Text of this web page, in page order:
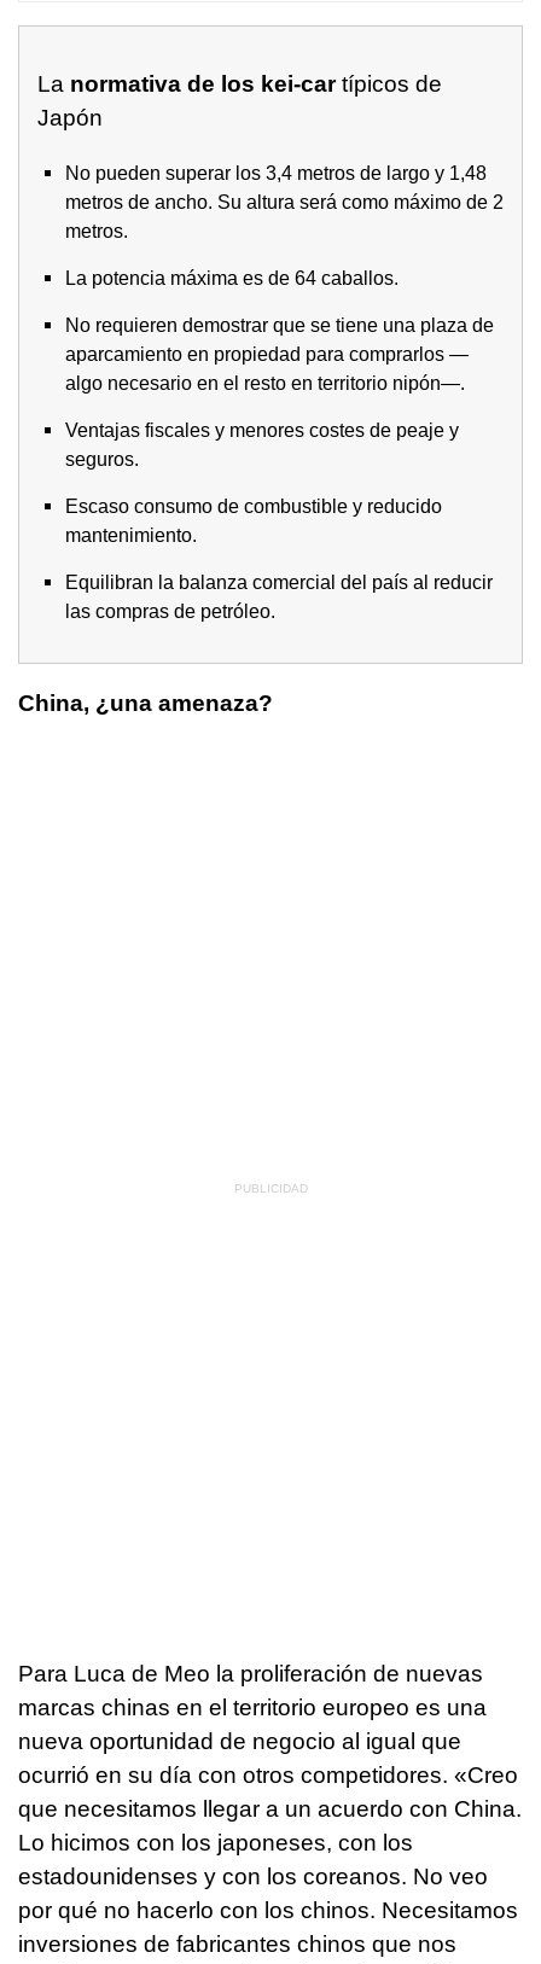
La normativa de los kei-cartípicos de
Japón
No pueden superar los 3,4 metros de largo y 1,48
metros de ancho. Su altura será como máximo de 2
metros.
La potencia máxima es de 64 caballos.
No requieren demostrar que se tiene una plaza de
aparcamiento en propiedad para comprarlos —
algo necesario en el resto en territorio nipón—.
Ventajas fiscales y menores costes de peaje y
seguros.
Escaso consumo de combustible y reducido
mantenimiento.
Equilibran la balanza comercial del país al reducir
las compras de petróleo.
China, ¿una amenaza?
Para Luca de Meo la proliferación de nuevas
marcas chinas en el territorio europeo es una
nueva oportunidad de negocio al igual que
ocurrió en su día con otros competidores. «Creo
que necesitamos llegar a un acuerdo con China.
Lo hicimos con los japoneses, con los
estadounidenses y con los coreanos. No veo
por qué no hacerlo con los chinos. Necesitamos
inversiones de fabricantes chinos que nos